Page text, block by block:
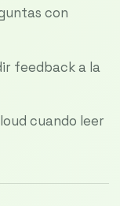
con
feedback a la
cuando leer